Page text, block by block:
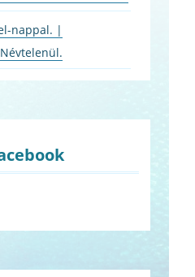
nappal. |